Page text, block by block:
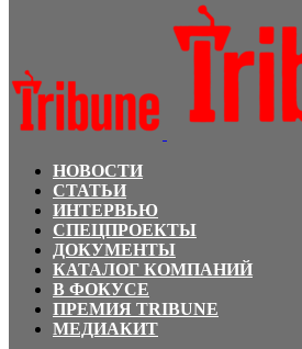
НОВОСТИ
СТАТЬИ
ИНТЕРВЬЮ
СПЕЦПРОЕКТЫ
ДОКУМЕНТЫ
КАТАЛОГ КОМПАНИЙ
В ФОКУСЕ
ПРЕМИЯ TRIBUNE
МЕДИАКИТ